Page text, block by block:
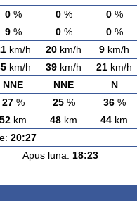
0% 0% 0%
9% 0% 0%
km/h 20 km/h 9 km/h
km/h 39 km/h 21 km/h
NNE NNE N
27% 25% 36%
52 km 48 km 44 km
20:27
Apus luna: 18:23